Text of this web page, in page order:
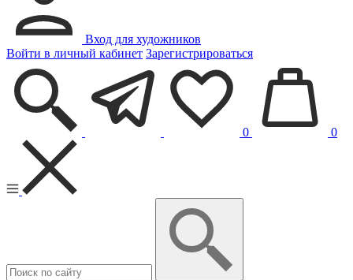
Вход для художников
Войти в личный кабинет Зарегистрироваться
0 0